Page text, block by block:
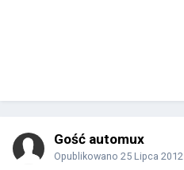
Gość automux
Opublikowano 25 Lipca 2012